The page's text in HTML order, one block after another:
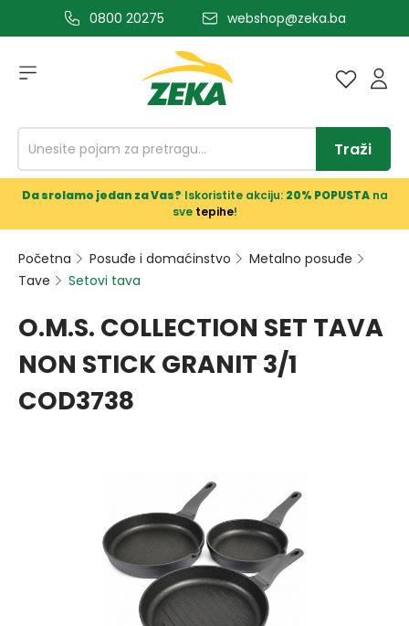
glavni sadržaj0800 20275 webshop@zeka.ba
Traži
Da srolamo jedan za Vas? Iskoristite akciju: 20% POPUSTAna
sve tepihe!
Početna Posuđe i domaćinstvo
Metalno posuđe
Tave
Setovi tava
O.M.S. COLLECTION SET TAVA
NON STICK GRANIT 3/1
COD3738